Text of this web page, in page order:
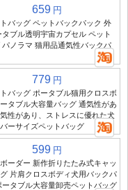
659 円
バッグ ペットバックパック 外
タブル透明宇宙カプセル ペット
パノラマ 猫用品通気性バックパ
779 円
バッグ ポータブル猫用クロスボ
タブル大容量バッグ 通気性があ
性があり、ストレスに優れた犬
ーサイズペットバッグ
599 円
ーダー 新作折りたたみ式キャッ
グ 片肩クロスボディ犬用バックパ
ータブル大容量卸売ペットバッグ